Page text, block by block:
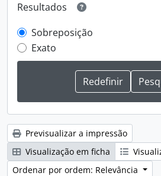
Resultados
Sobreposição
Exato
Previsualizar a impressão
Visualização em ficha
Ordenar por ordem: Relevância